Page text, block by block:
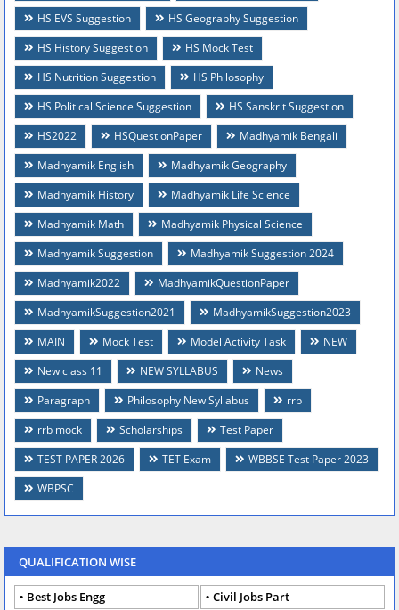
HS EVS Suggestion
HS Geography Suggestion
HS History Suggestion
HS Mock Test
HS Nutrition Suggestion
HS Philosophy
HS Political Science Suggestion
HS Sanskrit Suggestion
HS2022
HSQuestionPaper
Madhyamik Bengali
Madhyamik English
Madhyamik Geography
Madhyamik History
Madhyamik Life Science
Madhyamik Math
Madhyamik Physical Science
Madhyamik Suggestion
Madhyamik Suggestion 2024
Madhyamik2022
MadhyamikQuestionPaper
MadhyamikSuggestion2021
MadhyamikSuggestion2023
MAIN
Mock Test Model Activity Task
NEW
New class 11
NEW SYLLABUS
News
Paragraph
Philosophy New Syllabus
rrb
rrb mock
Scholarships
Test Paper
TEST PAPER 2026
TET Exam
WBBSE Test Paper 2023
WBPSC
QUALIFICATION WISE
Best Jobs Engg
Civil Jobs Part